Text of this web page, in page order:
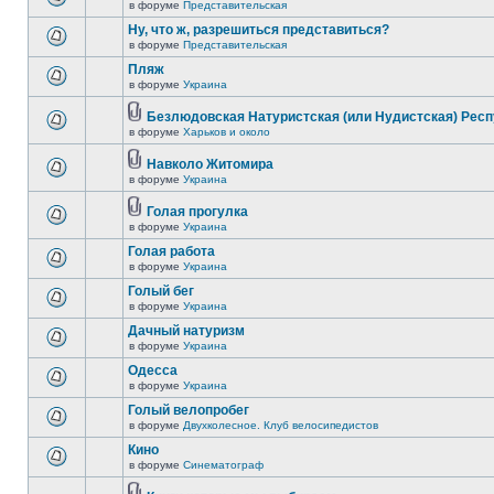
в форуме Представительская
Ну, что ж, разрешиться представиться?
в форуме Представительская
Пляж
в форуме Украина
Безлюдовская Натуристская (или Нудистская)
в форуме Харьков и около
Навколо Житомира
в форуме Украина
Голая прогулка
в форуме Украина
Голая работа
в форуме Украина
Голый бег
в форуме Украина
Дачный натуризм
в форуме Украина
Одесса
в форуме Украина
Голый велопробег
в форуме Двухколесное. Клуб велосипедистов
Кино
в форуме Синематограф